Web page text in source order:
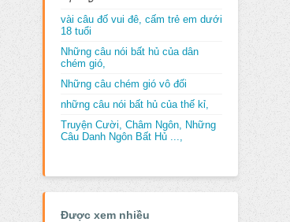
vài câu đố vui đê, cấm trẻ em dưới
18 tuổi
Những câu nói bất hủ của dân
chém gió,
Những câu chém gió vô đối
những câu nói bất hủ của thế kỉ,
Truyện Cười, Châm Ngôn, Những
Câu Danh Ngôn Bất Hủ ...,
Được xem nhiều